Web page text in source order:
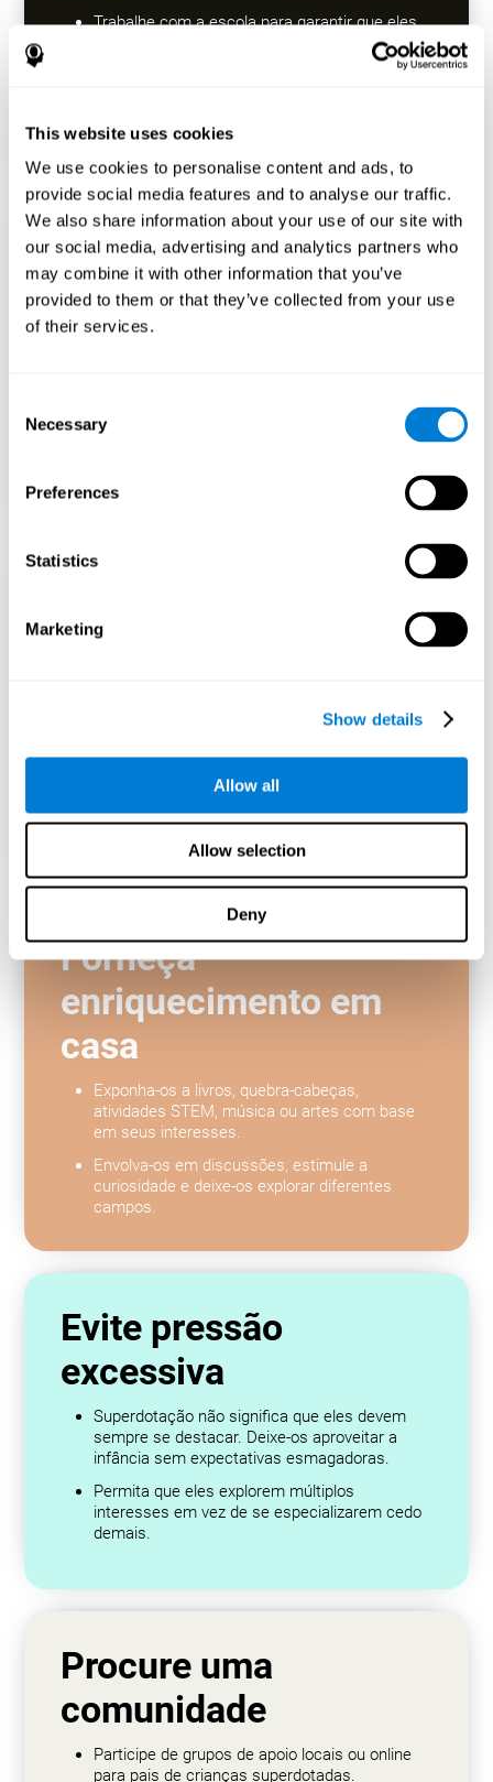
This website uses cookies
We use cookies to personalise content and ads, to
provide social media features and to analyse our traffic.
We also share information about your use of our site with
our social media, advertising and analytics partners who
may combine it with other information that you’ve
provided to them or that they’ve collected from your use
of their services.
Selection
Necessary
Preferences
Statistics
Marketing
Show details
Allow all
Allow selection
Deny
Trabalhe com a escola para garantir que eles
para superdotados, se disponíveis.
Incentive uma
mentalidade de
crescimento
aconteça rápido.
apenas na inteligência.
desenvolvimento
isoladas dos colegas. Incentive amizades com
correspondências intelectuais e emocionais.
Ajude-os a desenvolver inteligência emocional
Forneça
enriquecimento em
casa
Exponha-os a livros, quebra-cabeças,
atividades STEM, música ou artes com base
em seus interesses.
Envolva-os em discussões, estimule a
curiosidade e deixe-os explorar diferentes
campos.
Evite pressão
excessiva
Superdotação não significa que eles devem
sempre se destacar. Deixe-os aproveitar a
infância sem expectativas esmagadoras.
Permita que eles explorem múltiplos
interesses em vez de se especializarem cedo
demais.
Procure uma
comunidade
Participe de grupos de apoio locais ou online
para pais de crianças superdotadas.